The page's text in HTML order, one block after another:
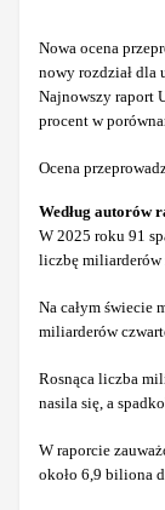
Nowa ocena
nowy rozdział dla
Najnowszy raport
procent w
Ocena
Według autorów
W 2025 roku 91
liczbę miliarderów
Na całym świecie
miliarderów
Rosnąca liczba
nasila się, a
W raporcie
około 6,9 biliona